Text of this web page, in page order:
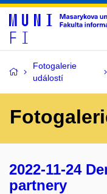
Fotogalerie
událostí
2022-11-24
partnery